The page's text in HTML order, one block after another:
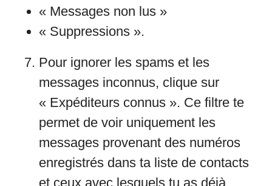
« Messages non lus »
« Suppressions ».
Pour ignorer les spams et les
messages inconnus, clique sur
« Expéditeurs connus ». Ce filtre te
permet de voir uniquement les
messages provenant des numéros
enregistrés dans ta liste de contacts
et ceux avec lesquels tu as déjà